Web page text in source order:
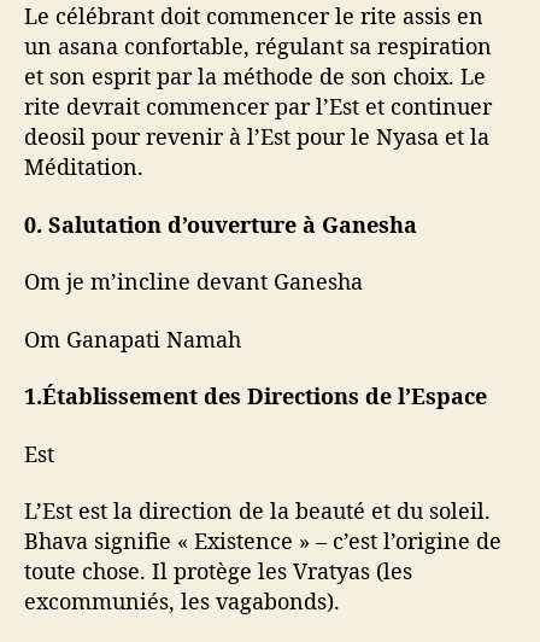
Le célébrant doit commencer le rite assis en
un asana confortable, régulant sa respiration
et son esprit par la méthode de son choix. Le
rite devrait commencer par l’Est et continuer
deosil pour revenir à l’Est pour le Nyasa et la
Méditation.
0. Salutation d’ouverture à Ganesha
Om je m’incline devant Ganesha
Om Ganapati Namah
1.Établissement des Directions de l’Espace
Est
L’Est est la direction de la beauté et du soleil.
Bhava signifie « Existence » – c’est l’origine de
toute chose. Il protège les Vratyas (les
excommuniés, les vagabonds).